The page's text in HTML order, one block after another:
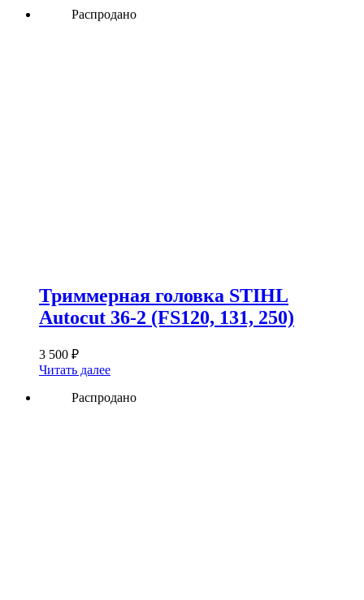
Распродано
Триммерная головка STIHL
Autocut 36-2 (FS120, 131, 250)
3 500 ₽
Читать далее
Распродано